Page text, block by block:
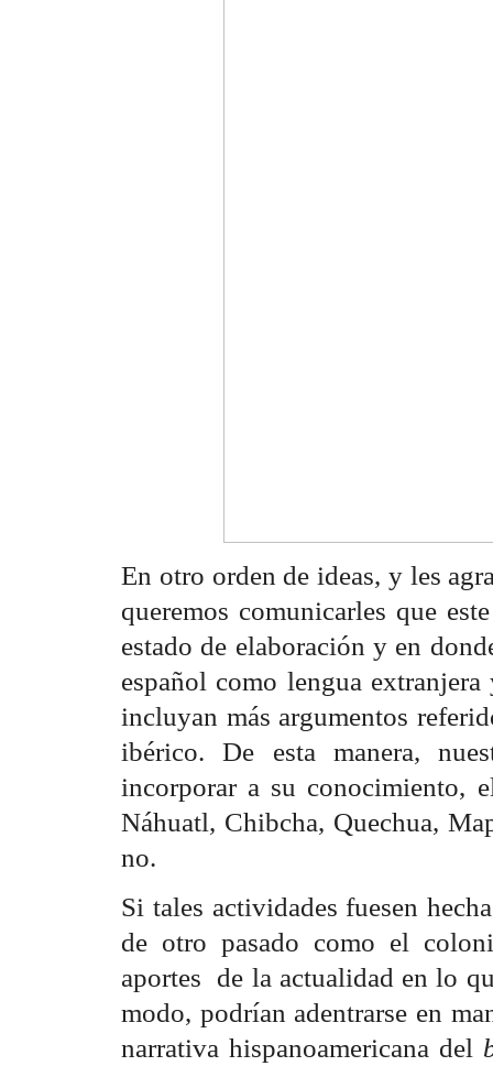
En otro orden de ideas, y les
queremos comunicarles que
estado de elaboración y en
español como lengua
incluyan más argumentos
ibérico. De esta manera,
incorporar a su conocimiento,
Náhuatl, Chibcha, Quechua,
no.
Si tales actividades fuesen
de otro pasado como el
aportes de la actualidad en lo
modo, podrían adentrarse en
narrativa hispanoamericana del